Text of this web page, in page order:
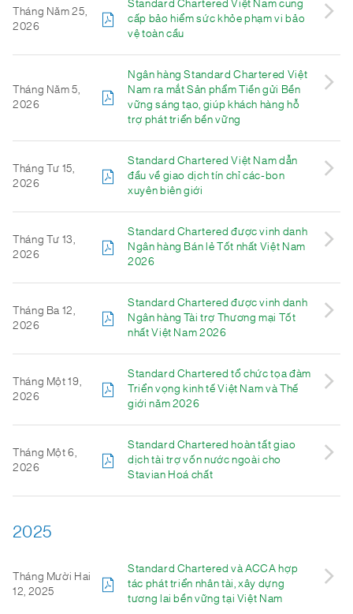
Tháng Năm 25,
2026
Standard Chartered Việt Nam cung
cấp bảo hiểm sức khỏe phạm vi bảo
vệ toàn cầu
Tháng Năm 5,
2026
Ngân hàng Standard Chartered Việt
Nam ra mắt Sản phẩm Tiền gửi Bền
vững sáng tạo, giúp khách hàng hỗ
trợ phát triển bền vững
Tháng Tư 15,
2026
Standard Chartered Việt Nam dẫn
đầu về giao dịch tín chỉ các-bon
xuyên biên giới
Tháng Tư 13,
2026
Standard Chartered được vinh danh
Ngân hàng Bán lẻ Tốt nhất Việt Nam
2026
Tháng Ba 12,
2026
Standard Chartered được vinh danh
Ngân hàng Tài trợ Thương mại Tốt
nhất Việt Nam 2026
Tháng Một 19,
2026
Standard Chartered tổ chức tọa đàm
Triển vọng kinh tế Việt Nam và Thế
giới năm 2026
Tháng Một 6,
2026
Standard Chartered hoàn tất giao
dịch tài trợ vốn nước ngoài cho
Stavian Hoá chất
2025
Tháng Mười Hai
12, 2025
Standard Chartered và ACCA hợp
tác phát triển nhân tài, xây dựng
tương lai bền vững tại Việt Nam